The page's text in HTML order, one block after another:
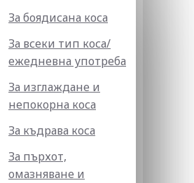
За боядисана коса
За всеки тип коса/
ежедневна употреба
За изглаждане и
непокорна коса
За къдрава коса
За пърхот,
омазняване и